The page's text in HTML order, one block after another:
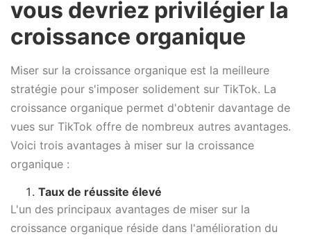
vous devriez privilégier la
croissance organique
Miser sur la croissance organique est la meilleure
stratégie pour s'imposer solidement sur TikTok. La
croissance organique permet d'obtenir davantage de
vues sur TikTok offre de nombreux autres avantages.
Voici trois avantages à miser sur la croissance
organique :
Taux de réussite élevé
L'un des principaux avantages de miser sur la
croissance organique réside dans l'amélioration du